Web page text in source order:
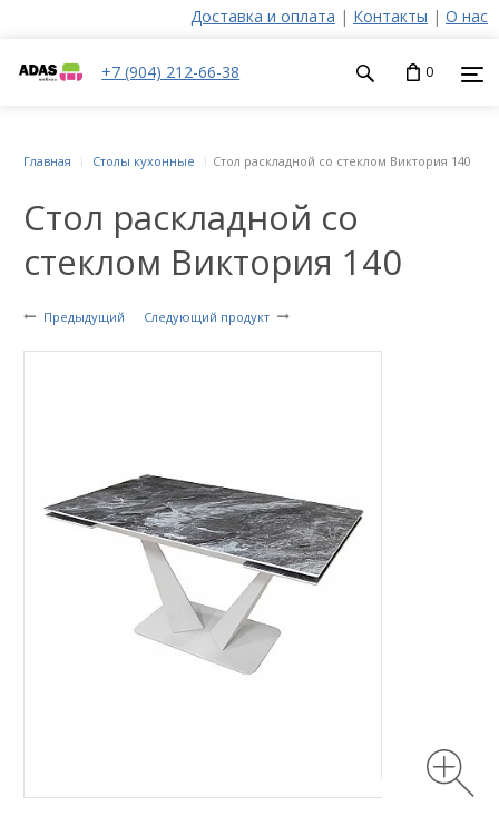
Доставка и оплата | Контакты | О нас
+7 (904) 212-66-38 0
Стол раскладной со
стеклом Виктория 140
Предыдущий Следующий продукт
Главная Столы кухонные Стол раскладной со стеклом Виктория 140